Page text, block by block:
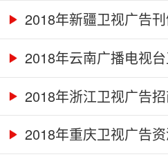
2018年新疆卫视广告
2018年云南广播电视
2018年浙江卫视广告
2018年重庆卫视广告